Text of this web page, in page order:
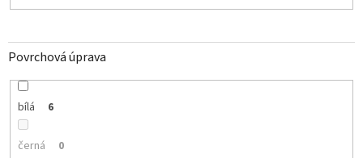
Povrchová úprava
bílá 6
černá 0